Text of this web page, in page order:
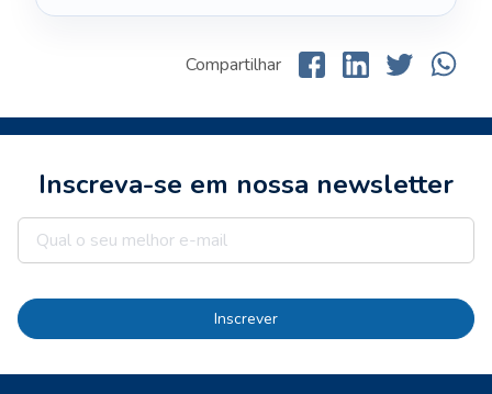
Compartilhar
Inscreva-se em nossa newsletter
Inscrever